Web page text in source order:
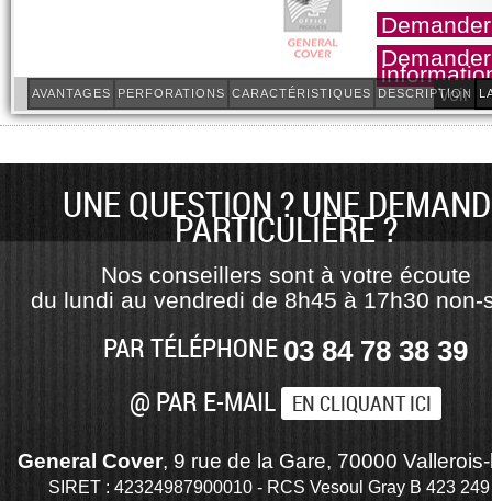
DESCRIPTION
CARACTÉRISTIQUES
PERFORATIONS
AVANTAGES Voir le
UNE QUESTION ? UNE
PARTICULIÈRE ?
Nos conseillers sont à votre écoute
du lundi au vendredi de 8h45 à 17h30 non-
PAR TÉLÉPHONE 03 84 78 38 39
@ PAR E-MAIL EN CLIQUANT ICI
General Cover, 9 rue de la Gare, 70000
SIRET : 42324987900010 - RCS Vesoul Gray B 423